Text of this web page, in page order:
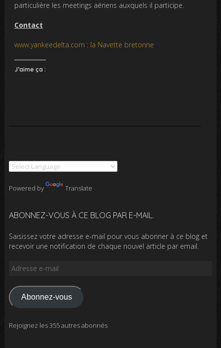
particulière les meetings aériens auxquels il participe.
Contact
www.yankeedelta.com : la Navette bretonne
J’aime ça :
Powered by Translate
ABONNEZ-VOUS À CE BLOG PAR E-MAIL.
Saisissez votre adresse e-mail pour vous abonner à ce blog et
recevoir une notification de chaque nouvel article par email.
Adresse
mail
Abonnez-vous
Rejoignez les 355 autres abonnés